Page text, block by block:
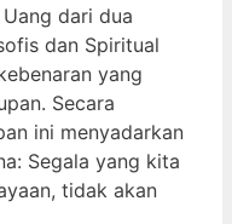
dari dua
dan Spiritual
yang
Secara
ini menyadarkan
Segala yang kita
tidak akan